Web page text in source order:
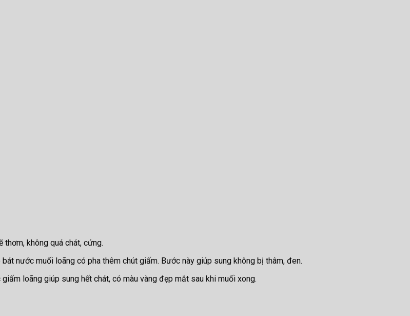
thơm, không quá chát, cứng.
nước muối loãng có pha thêm chút giấm. Bước này giúp sung không bị thâm, đen.
loãng giúp sung hết chát, có màu vàng đẹp mắt sau khi muối xong.